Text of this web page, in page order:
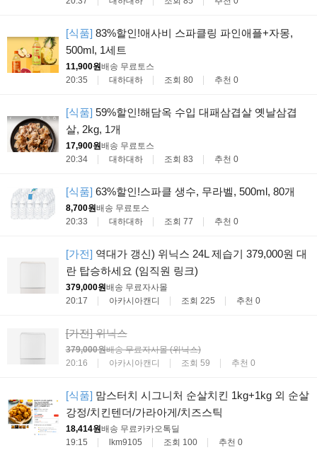
[식품] 83%할인!애사비 스파클링 파인애플+자몽,
500ml, 1세트
11,900원배송 무료토스
20:35
대하대하 조회 80 추천 0
[식품] 59%할인!해담옥 수입 대패삼겹살 옛날삼겹
살, 2kg, 1개
17,900원배송 무료토스
20:34
대하대하 조회 83 추천 0
[식품] 63%할인!스파클 생수, 무라벨, 500ml, 80개
8,700원배송 무료토스
20:33
대하대하 조회 77 추천 0
[가전] 역대가 갱신) 위닉스 24L 제습기 379,000원 대
란 탑승하세요 (임직원 링크)
379,000원배송 무료자사몰
20:17
아카시아캔디 조회 225 추천 0
[가전]위닉스
379,000원배송 무료자사몰 (위닉스)
20:16
아카시아캔디 조회 59 추천 0
[식품] 맘스터치 시그니처 순살치킨 1kg+1kg 외 순살
강정/치킨텐더/가라아게/치즈스틱
18,414원배송 무료카카오톡딜
19:15
lkm9105 조회 100 추천 0